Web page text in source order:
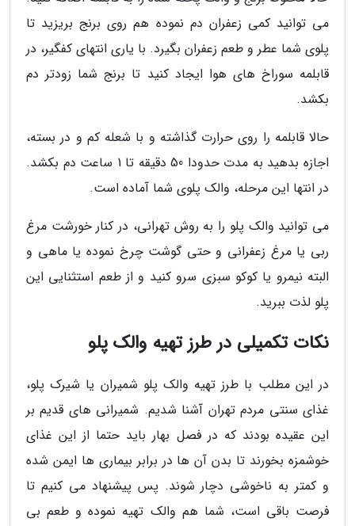
می توانید کمی زعفران دم نموده هم روی برنج بریزید تا
پلوی شما عطر و طعم زعفران بگیرد. با یاری انتهای کفگیر، در
قابلمه سوراخ های هوا ایجاد کنید تا برنج شما زودتر دم
بکشد.
حالا قابلمه را روی حرارت گذاشته و با شعله کم و در بسته،
اجازه بدهید به مدت حدودا 50 دقیقه تا 1 ساعت دم بکشد.
در انتها این مرحله، والک پلوی شما آماده است.
می توانید والک پلو را به روش تهرانی، در کنار خورشت مرغ
ربی یا مرغ زعفرانی و حتی گوشت چرخ نموده یا ماهی و
البته نیمرو یا کوکو سبزی سرو کنید و از طعم استثنایی این
پلو لذت ببرید.
نکات تکمیلی در طرز تهیه والک پلو
در این مطلب با طرز تهیه والک پلو شمیران یا شیرک پلو،
غذای سنتی مردم تهران آشنا شدیم. شمیرانی های قدیم بر
این عقیده بودند که در فصل بهار باید حتما از این غذای
خوشمزه بخورند تا بدن آن ها در برابر بیماری ها ایمن شده
و کمتر به ناخوشی دچار شوند. پس پیشنهاد می کنیم تا
فرصت باقی است، شما هم والک تهیه نموده و طعم بی